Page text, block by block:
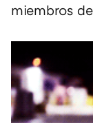
miembros